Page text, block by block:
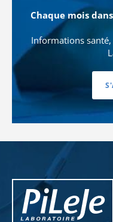
Chaque mois
Informations
PiLeJe :